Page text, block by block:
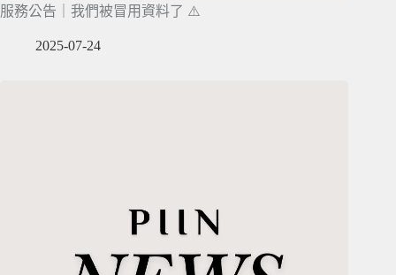
服務公告｜我們被冒用資料了 ⚠️
2025-07-24